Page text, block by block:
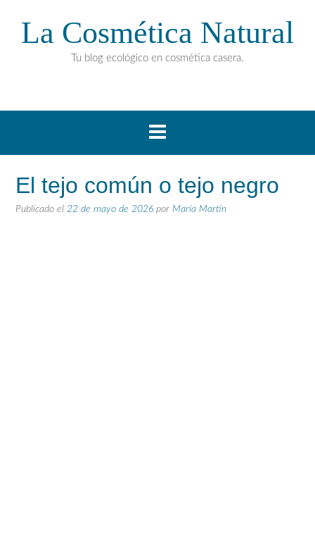
La Cosmética Natural
Tu blog ecológico en cosmética casera.
El tejo común o tejo negro
Publicado el 22 de mayo de 2026 por María Martín